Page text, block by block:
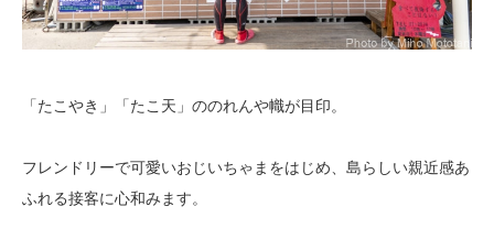
「たこやき」「たこ天」ののれんや幟が目印。
フレンドリーで可愛いおじいちゃまをはじめ、島らしい親近感あ
ふれる接客に心和みます。